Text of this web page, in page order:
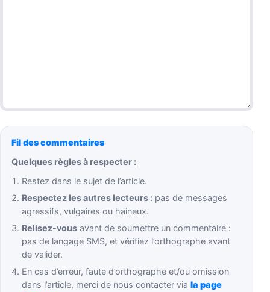
Fil des commentaires
Quelques règles à respecter :
Restez dans le sujet de l’article.
Respectez les autres lecteurs : pas de messages
agressifs, vulgaires ou haineux.
Relisez-vous avant de soumettre un commentaire :
pas de langage SMS, et vérifiez l’orthographe avant
de valider.
En cas d’erreur, faute d’orthographe et/ou omission
dans l’article, merci de nous contacter viala page